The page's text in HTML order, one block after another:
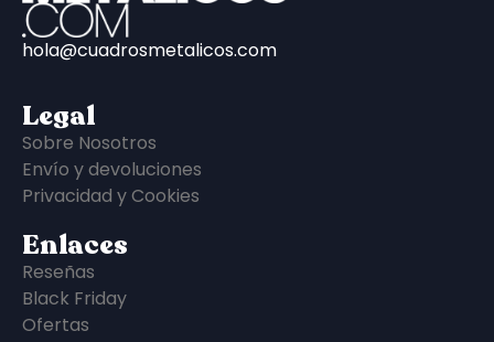
hola@cuadrosmetalicos.com
Legal
Sobre Nosotros
Envío y devoluciones
Privacidad y Cookies
Enlaces
Reseñas
Black Friday
Ofertas